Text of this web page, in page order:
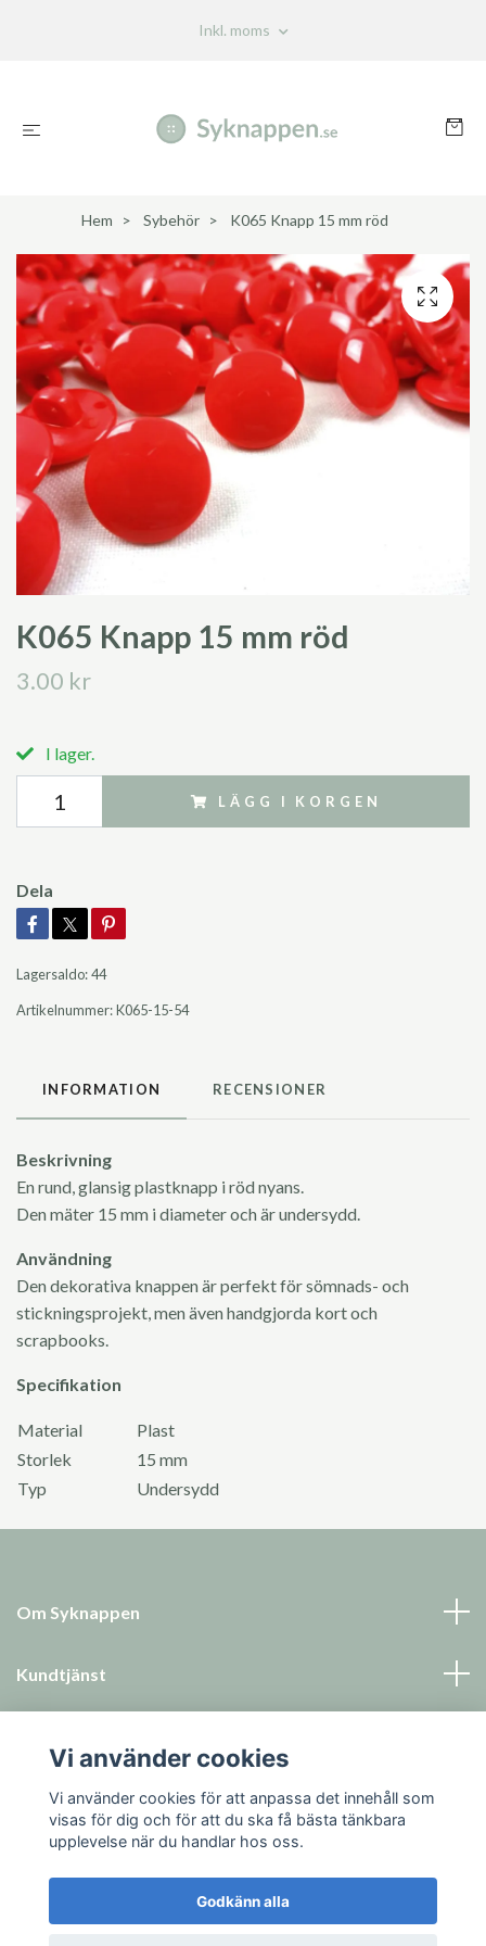
Inkl. moms
Hem Sybehör K065 Knapp 15 mm röd
K065 Knapp 15 mm röd
3.00 kr
I lager.
LÄGG I KORGEN
Dela
Lagersaldo:44
Artikelnummer:K065-15-54
INFORMATION RECENSIONER
Beskrivning
En rund, glansig plastknapp i röd nyans.
Den mäter 15 mm i diameter och är undersydd.
Användning
Den dekorativa knappen är perfekt för sömnads- och
stickningsprojekt, men även handgjorda kort och
scrapbooks.
Specifikation
Material
Plast
Storlek
15 mm
Typ
Undersydd
Om Syknappen
Kundtjänst
Sociala medier
Vi använder cookies
Vi använder cookies för att anpassa det innehåll som
visas för dig och för att du ska få bästa tänkbara
upplevelse när du handlar hos oss.
Godkänn alla